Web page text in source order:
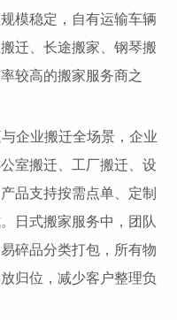
模稳定，自有运输车辆
迁、长途搬家、钢琴搬
较高的搬家服务商之
企业搬迁全场景，企业
室搬迁、工厂搬迁、设
品支持按需点单、定制
日式搬家服务中，团队
碎品分类打包，所有物
归位，减少客户整理负